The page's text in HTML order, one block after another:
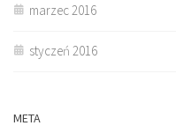
marzec 2016
styczeń 2016
META